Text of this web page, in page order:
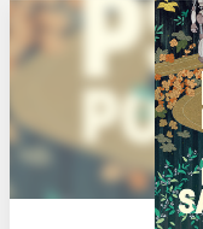
L'Atalante qui...